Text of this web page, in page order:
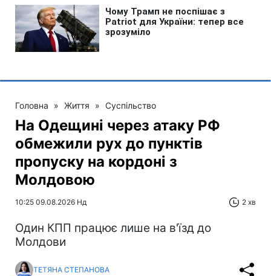
Головна » Життя » Суспільство
На Одещині через атаку РФ
обмежили рух до пунктів
пропуску на кордоні з
Молдовою
10:25 09.08.2026 Нд 2 хв
Один КПП працює лише на в'їзд до
Молдови
ТЕТЯНА СТЕПАНОВА